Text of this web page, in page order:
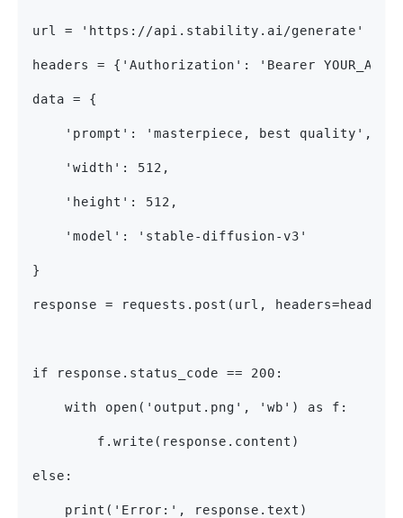
url = 'https://api.stability.ai/generate'
headers = {'Authorization': 'Bearer
data = {
    'prompt': 'masterpiece, best quality',
    'width': 512,
    'height': 512,
    'model': 'stable-diffusion-v3'
}
response = requests.post(url,
if response.status_code == 200:
    with open('output.png', 'wb') as f:
        f.write(response.content)
else:
    print('Error:', response.text)